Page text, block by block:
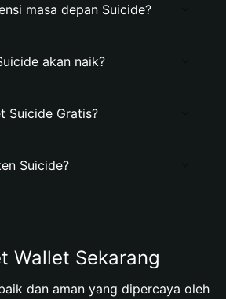
masa depan Suicide?
akan naik?
Suicide Gratis?
Suicide?
Wallet Sekarang
dan aman yang dipercaya oleh